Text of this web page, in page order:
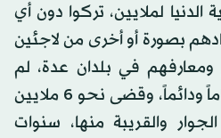
الدنيا لملايين، تركوا دون أي
بصورة أو أخرى من لاجئين
ومعارفهم في بلدان عدة، لم
تكن أمورهم مستقرة تماماً ودائماً، وقضى نحو 6 ملايين
والقريبة منها، سنوات